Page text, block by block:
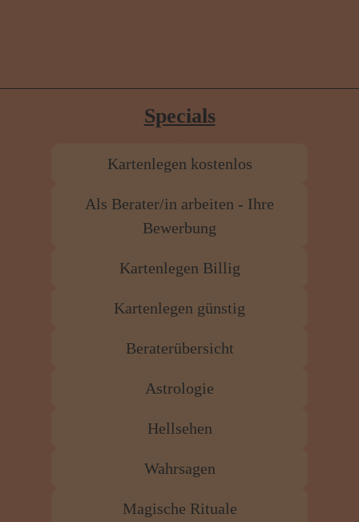
Specials
Kartenlegen kostenlos
Als Berater/in arbeiten - Ihre
Bewerbung
Kartenlegen Billig
Kartenlegen günstig
Beraterübersicht
Astrologie
Hellsehen
Wahrsagen
Magische Rituale